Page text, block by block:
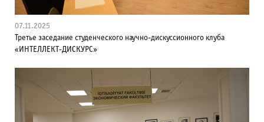
07.11.2025
Третье заседание студенческого научно-дискуссионного клуба
«ИНТЕЛЛЕКТ-ДИСКУРС»